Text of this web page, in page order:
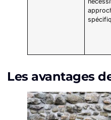
Les avantages